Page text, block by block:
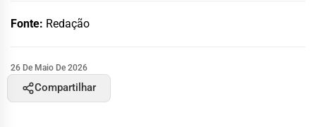
Fonte: Redação
26 De Maio De 2026
Compartilhar